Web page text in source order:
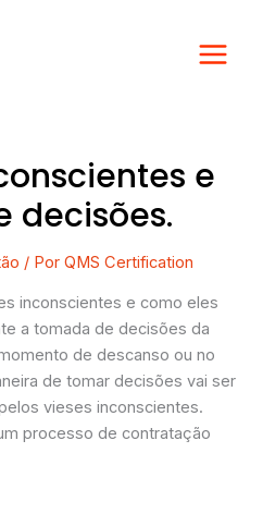
e
decisões.
/ PorQMS Certification
inconscientes e como eles
a tomada de decisões da
de descanso ou no
de tomar decisões vai ser
vieses inconscientes.
processo de contratação